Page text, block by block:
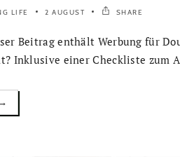
LIFE 2 AUGUST SHARE
Beitrag enthält Werbung für
Inklusive einer Checkliste zum
→